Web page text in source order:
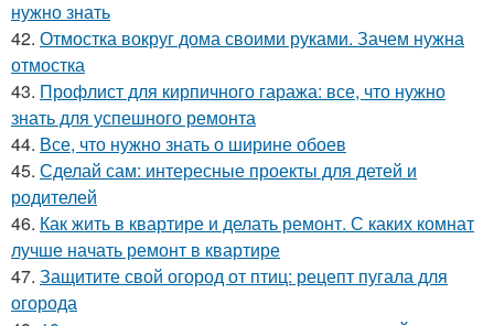
нужно знать
42. Отмостка вокруг дома своими руками. Зачем нужна
отмостка
43. Профлист для кирпичного гаража: все, что нужно
знать для успешного ремонта
44. Все, что нужно знать о ширине обоев
45. Сделай сам: интересные проекты для детей и
родителей
46. Как жить в квартире и делать ремонт. С каких комнат
лучше начать ремонт в квартире
47. Защитите свой огород от птиц: рецепт пугала для
огорода